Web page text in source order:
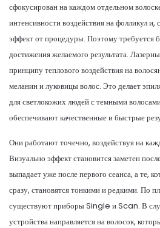
сфокусирован на каждом отдельном
интенсивности воздействия на фолликул и,
эффект от процедуры. Поэтому требуется
достижения желаемого результата.
принципу теплового воздействия на
меланин и луковицы волос. Это делает
для светлокожих людей с темными
обеспечивают качественные и быстрые
Они работают точечно, воздействуя на
Визуально эффект становится заметен
выпадает уже после первого сеанса, а те,
сразу, становятся тонкими и редкими. По
существуют приборы Single и Scan. В
устройства направляется на волосок,